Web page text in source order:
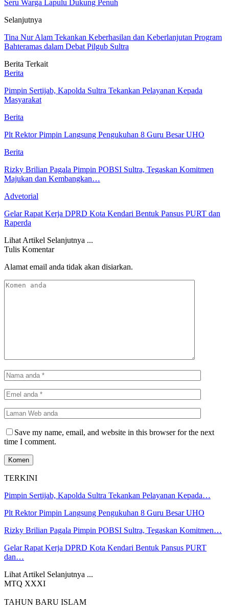
Seru Warga Lapulu Dukung Penuh
Selanjutnya
Tina Nur Alam Tekankan Keberhasilan dan Keberlanjutan Program
Bahteramas dalam Debat Pilgub Sultra
Berita Terkait
Berita
Pimpin Sertijab, Kapolda Sultra Tekankan Pelayanan Kepada
Masyarakat
Berita
Plt Rektor Pimpin Langsung Pengukuhan 8 Guru Besar UHO
Berita
Rizky Brilian Pagala Pimpin POBSI Sultra, Tegaskan Komitmen
Majukan dan Kembangkan…
Advetorial
Gelar Rapat Kerja DPRD Kota Kendari Bentuk Pansus PURT dan
Raperda
Lihat Artikel Selanjutnya ...
Tulis Komentar
Alamat email anda tidak akan disiarkan.
Save my name, email, and website in this browser for the next
time I comment.
TERKINI
Pimpin Sertijab, Kapolda Sultra Tekankan Pelayanan Kepada…
Plt Rektor Pimpin Langsung Pengukuhan 8 Guru Besar UHO
Rizky Brilian Pagala Pimpin POBSI Sultra, Tegaskan Komitmen…
Gelar Rapat Kerja DPRD Kota Kendari Bentuk Pansus PURT
dan…
Lihat Artikel Selanjutnya ...
MTQ XXXI
TAHUN BARU ISLAM